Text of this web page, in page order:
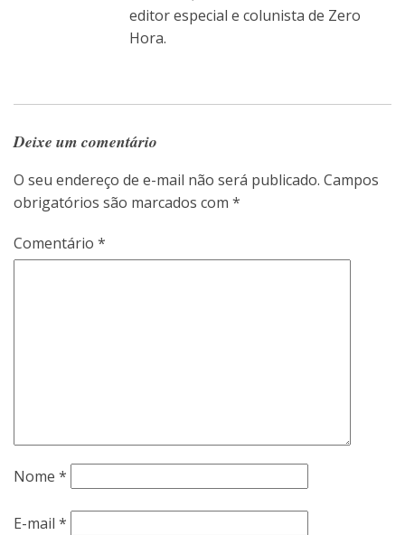
editor especial e colunista de Zero
Hora.
Deixe um comentário
O seu endereço de e-mail não será publicado. Campos
obrigatórios são marcados com *
Comentário *
Nome *
E-mail *